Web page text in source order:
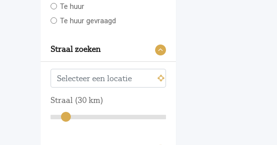
Te huur
Te huur gevraagd
Straal zoeken
Straal (30 km)